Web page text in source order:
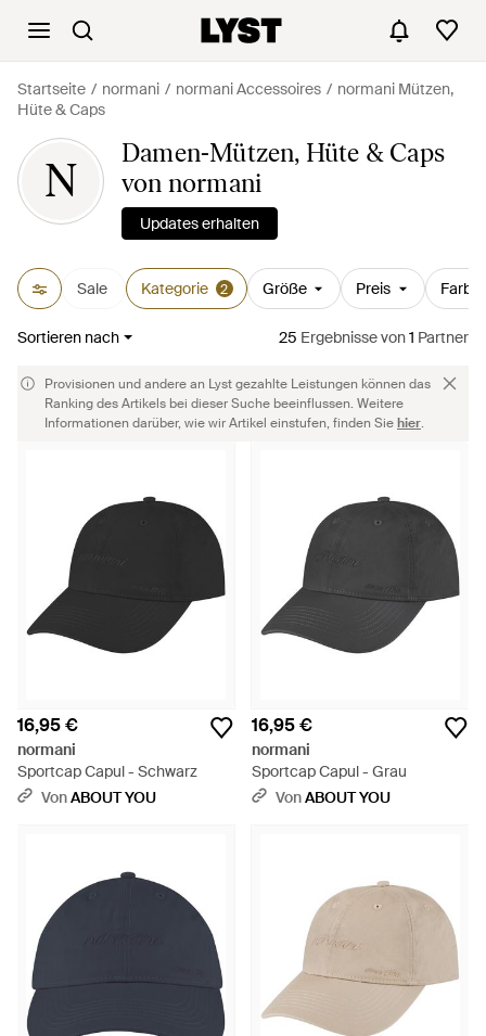
Startseite normani normani Accessoires
normani Mützen,
Hüte & Caps
N
Damen-Mützen, Hüte & Caps
von normani
Updates erhalten
Sale Kategorie 2 Größe Preis Farbe
Sortieren nach 25 Ergebnissevon1 Partner
Provisionen und andere an Lyst gezahlte Leistungen können das
Ranking des Artikels bei dieser Suche beeinflussen. Weitere
Informationen darüber, wie wir Artikel einstufen, finden Siehier.
16,95 €
normani
Sportcap Capul - Schwarz
VonABOUT YOU
16,95 €
normani
Sportcap Capul - Grau
VonABOUT YOU